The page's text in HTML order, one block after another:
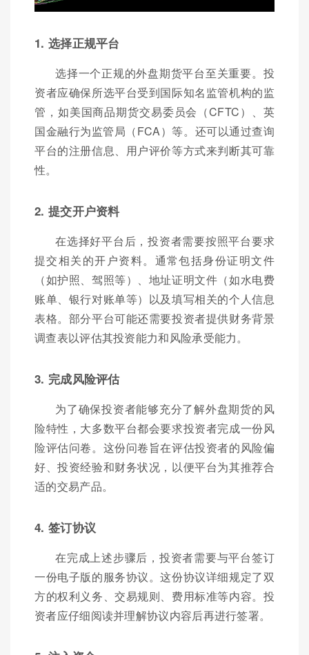
1. 选择正规平台
选择一个正规的外盘期货平台至关重要。投
资者应确保所选平台受到国际知名监管机构的监
管，如美国商品期货交易委员会（CFTC）、英
国金融行为监管局（FCA）等。还可以通过查询
平台的注册信息、用户评价等方式来判断其可靠
性。
2. 提交开户资料
在选择好平台后，投资者需要按照平台要求
提交相关的开户资料。通常包括身份证明文件
（如护照、驾照等）、地址证明文件（如水电费
账单、银行对账单等）以及填写相关的个人信息
表格。部分平台可能还需要投资者提供财务背景
调查表以评估其投资能力和风险承受能力。
3. 完成风险评估
为了确保投资者能够充分了解外盘期货的风
险特性，大多数平台都会要求投资者完成一份风
险评估问卷。这份问卷旨在评估投资者的风险偏
好、投资经验和财务状况，以便平台为其推荐合
适的交易产品。
4. 签订协议
在完成上述步骤后，投资者需要与平台签订
一份电子版的服务协议。这份协议详细规定了双
方的权利义务、交易规则、费用标准等内容。投
资者应仔细阅读并理解协议内容后再进行签署。